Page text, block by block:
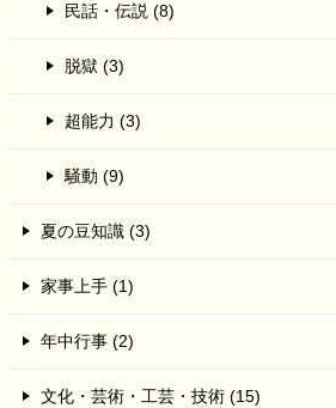
民話・伝説 (8)
脱獄 (3)
超能力 (3)
騒動 (9)
夏の豆知識 (3)
家事上手 (1)
年中行事 (2)
文化・芸術・工芸・技術 (15)